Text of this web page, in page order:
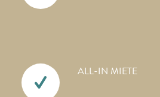
ALL-IN MIETE